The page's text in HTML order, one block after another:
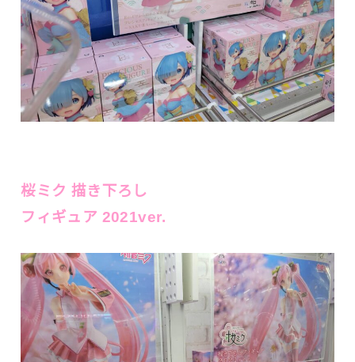
桜ミク 描き下ろし
フィギュア 2021ver.